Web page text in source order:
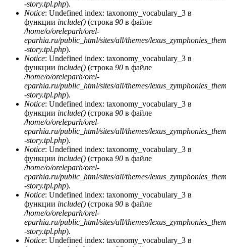
-story.tpl.php).
Notice: Undefined index: taxonomy_vocabulary_3 в
функции include() (строка 90 в файле
/home/o/oreleparh/orel-
eparhia.ru/public_html/sites/all/themes/
-story.tpl.php).
Notice: Undefined index: taxonomy_vocabulary_3 в
функции include() (строка 90 в файле
/home/o/oreleparh/orel-
eparhia.ru/public_html/sites/all/themes/
-story.tpl.php).
Notice: Undefined index: taxonomy_vocabulary_3 в
функции include() (строка 90 в файле
/home/o/oreleparh/orel-
eparhia.ru/public_html/sites/all/themes/
-story.tpl.php).
Notice: Undefined index: taxonomy_vocabulary_3 в
функции include() (строка 90 в файле
/home/o/oreleparh/orel-
eparhia.ru/public_html/sites/all/themes/
-story.tpl.php).
Notice: Undefined index: taxonomy_vocabulary_3 в
функции include() (строка 90 в файле
/home/o/oreleparh/orel-
eparhia.ru/public_html/sites/all/themes/
-story.tpl.php).
Notice: Undefined index: taxonomy_vocabulary_3 в